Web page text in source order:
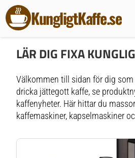
KungligtKaffe.se
LÄR DIG FIXA
Välkommen till sidan för dig
dricka jättegott kaffe, se
kaffenyheter. Här hittar du
kaffemaskiner, kapselmaskiner